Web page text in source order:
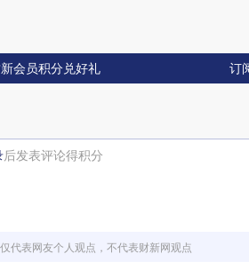
会员积分兑好礼 订
后发表评论得积分
代表网友个人观点，不代表财新网观点